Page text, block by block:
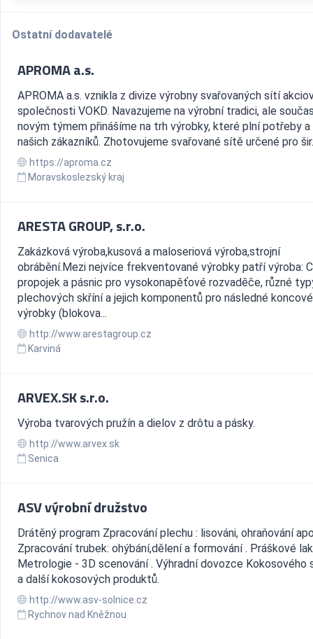
Ostatní dodavatelé
APROMA a.s.
APROMA a.s. vznikla z divize výrobny svařovaných sítí
společnosti VOKD. Navazujeme na výrobní tradici, ale
novým týmem přinášíme na trh výrobky, které plní potřeby a
našich zákazníků. Zhotovujeme svařované sítě určené pro
https://aproma.cz
Moravskoslezský kraj
ARESTA GROUP, s.r.o.
Zakázková výroba,kusová a maloseriová výroba,strojní
obrábění.Mezi nejvíce frekventované výrobky patří výroba:
propojek a pásnic pro vysokonapěťové rozvaděče, různé
plechových skříní a jejich komponentů pro následné koncové
výrobky (blokova...
http://www.arestagroup.cz
Karviná
ARVEX.SK s.r.o.
Výroba tvarových pružín a dielov z drôtu a pásky.
http://www.arvex.sk
Senica
ASV výrobní družstvo
Drátěný program Zpracování plechu : lisováni, ohraňování
Zpracování trubek: ohýbání,dělení a formování . Práškové
Metrologie - 3D scenování . Výhradní dovozce Kokosového
a další kokosových produktů.
http://www.asv-solnice.cz
Rychnov nad Kněžnou